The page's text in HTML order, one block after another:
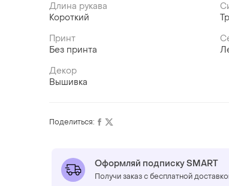
Длина рукава
Короткий
Принт
Без принта
Декор
Вышивка
Поделиться:
Оформляй подписку SMART
Получи заказ с бесплатной